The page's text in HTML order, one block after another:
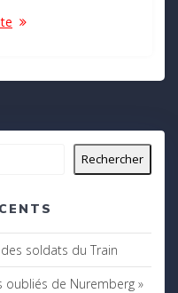
Rechercher
soldats du Train
oubliés de Nuremberg »